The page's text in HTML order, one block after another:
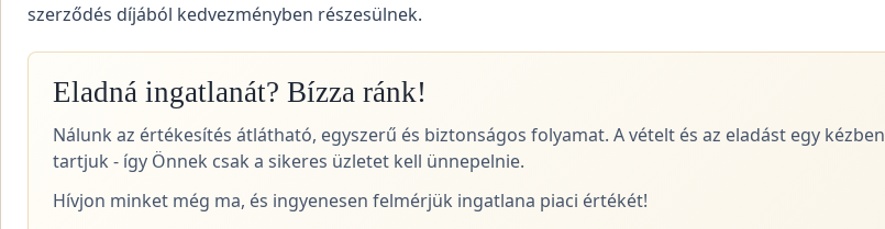
szerződés díjából kedvezményben részesülnek.
Eladná ingatlanát? Bízza ránk!
Nálunk az értékesítés átlátható, egyszerű és biztonságos folyamat. A vételt és az eladást egy kézben
tartjuk - így Önnek csak a sikeres üzletet kell ünnepelnie.
Hívjon minket még ma, és ingyenesen felmérjük ingatlana piaci értékét!